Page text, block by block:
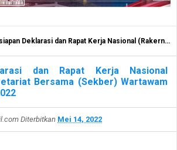
Deklarasi dan Rapat Kerja Nasional (Rakernas), Sekretariat Bersama (Sekber) Wartawam Indonesia (SWI) 2022
dan Rapat Kerja Nasional
Bersama (Sekber) Wartawam
Diterbitkan Mei 14, 2022